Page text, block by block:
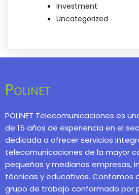
Investment
Uncategorized
Polinet
POLINET Telecomunicaciones es
de 15 años de experiencia en el
dedicada a ofrecer servicios
telecomunicaciones de la mayor
pequeñas y medianas empresas,
técnicas y educativas. Contamos
grupo de trabajo conformado por